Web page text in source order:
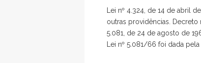
Lei nº 4.324, de 14 de abril
outras providências. Decreto
5.081, de 24 de agosto de
Lei nº 5.081/66 foi dada